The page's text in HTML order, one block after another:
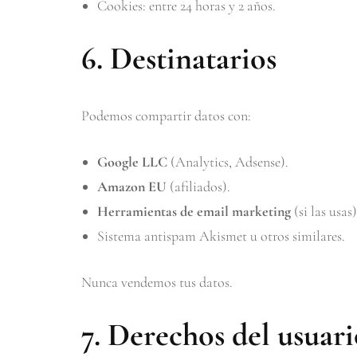
Cookies: entre 24 horas y 2 años.
6. Destinatarios
Podemos compartir datos con:
Google LLC (Analytics, Adsense).
Amazon EU (afiliados).
Herramientas de email marketing (si las
Sistema antispam Akismet u otros similares.
Nunca vendemos tus datos.
7. Derechos del